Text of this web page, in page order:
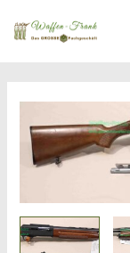
Inhalt